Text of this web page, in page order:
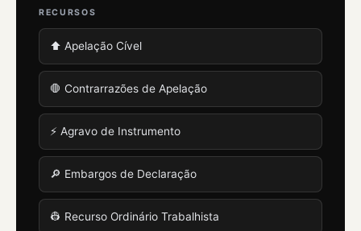
RECURSOS
⬆️ Apelação Cível
🛑 Contrarrazões de Apelação
⚡ Agravo de Instrumento
🔎 Embargos de Declaração
👷 Recurso Ordinário Trabalhista